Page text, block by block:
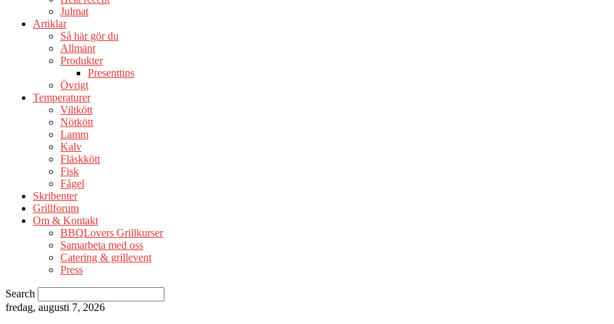
Julmat
Artiklar
Så här gör du
Allmänt
Produkter
Presenttips
Övrigt
Temperaturer
Viltkött
Nötkött
Lamm
Kalv
Fläskkött
Fisk
Fågel
Skribenter
Grillforum
Om & Kontakt
BBQLovers Grillkurser
Samarbeta med oss
Catering & grillevent
Press
Search
fredag, augusti 7, 2026